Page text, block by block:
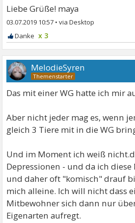
Liebe Grüße! maya
03.07.2019 10:57 •
x 3
MelodieSyren
Das mit einer WG hatte ich mir
Aber nicht jeder mag es, wenn
gleich 3 Tiere mit in die WG
Und im Moment ich weiß
Depressionen - und da ich
und daher oft "komisch" drauf
mich alleine. Ich will nicht dass
Mitbewohner sich dann nur
Eigenarten aufregt.